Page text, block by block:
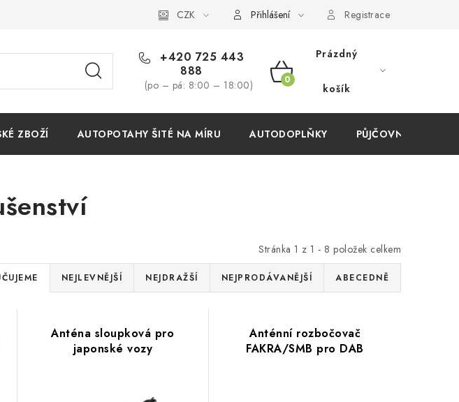
Obchodní podmínky
CZK Přihlášení Registrace
+420 725 443
888
(po – pá: 8:00 – 18:00)
NÁKUPNÍ
Prázdný
košík
ZBOŽÍ AUTOPOTAHY ŠITÉ NA MÍRU AUTODOPLŇKY PŮJČOVNA
Stránka 1 z 1 - 8 položek celkem
NEJLEVNĚJŠÍ NEJDRAŽŠÍ NEJPRODÁVANĚJŠÍ ABECEDNĚ
Anténa sloupková pro
japonské vozy
Anténní rozbočovač
FAKRA/SMB pro DAB